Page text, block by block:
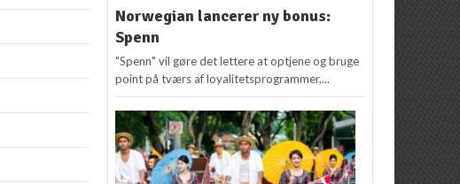
Norwegian lancerer ny bonus:
Spenn
"Spenn" vil gøre det lettere at optjene og bruge
point på tværs af loyalitetsprogrammer,...